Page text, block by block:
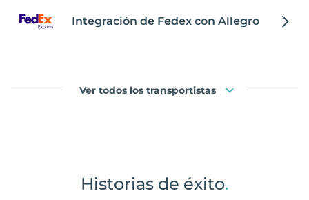
Integración de Fedex con Allegro
Ver todos los transportistas
Historias de éxito.